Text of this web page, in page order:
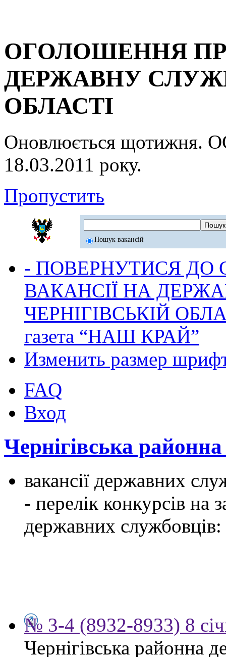
ОГОЛОШЕННЯ
ДЕРЖАВНУ
ОБЛАСТІ
Оновлюється
18.03.2011 року.
Пропустить
Пошук вакансій
- ПОВЕРНУТИСЯ ДО
ВАКАНСІЇ НА
ЧЕРНІГІВСЬКІЙ
газета “НАШ КРАЙ”
Изменить размер
FAQ
Вход
Чернігівська
вакансії державних
- перелік конкурсів на
державних службовців:
№ 3-4 (8932-8933) 8
Чернігівська районна